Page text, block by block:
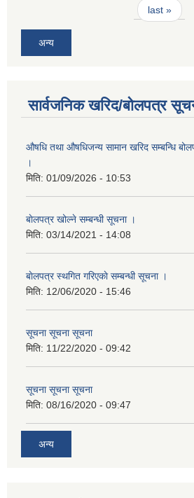
last »
अन्य
सार्वजनिक खरिद/बोलपत्र
औषधि तथा औषधिजन्य सामान खरिद सम्बन्धि
।
मिति: 01/09/2026 - 10:53
बाेलपत्र खोल्ने सम्बन्धी सूचना ।
मिति: 03/14/2021 - 14:08
बाेलपत्र स्थगित गरिएकाे सम्बन्धी सूचना ।
मिति: 12/06/2020 - 15:46
सूचना सूचना सूचना
मिति: 11/22/2020 - 09:42
सूचना सूचना सूचना
मिति: 08/16/2020 - 09:47
अन्य